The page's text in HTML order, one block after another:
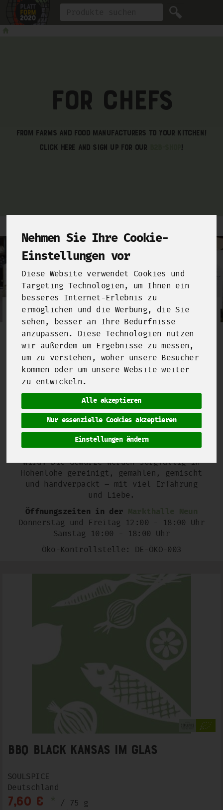
Nehmen Sie Ihre Cookie-
Einstellungen vor
Diese Website verwendet Cookies und
Targeting Technologien, um Ihnen ein
besseres Internet-Erlebnis zu
ermöglichen und die Werbung, die Sie
sehen, besser an Ihre Bedürfnisse
anzupassen. Diese Technologien nutzen
wir außerdem um Ergebnisse zu messen,
um zu verstehen, woher unsere Besucher
kommen oder um unsere Website weiter
zu entwickeln.
Alle akzeptieren
Nur essenzielle Cookies akzeptieren
Einstellungen ändern
Produkt
For Chefs
From farms and food manufacturers to your kitchen!
Click here and sign up for our
!
SoulSpice
SoulSpicewurde 2016 von Meret Brotbek
und Boris Rafalski gegründet. Sie
wissen, wo und wie die Gewürze angebaut
werden und gestalten auch die
Bedingungen vor Ort mit. Es wird nach
den Prinzipien der regenerativen
Landwirtschaft gearbeitet, damit auch
die zukünftigen Generationen fruchtbare
Böden haben. Der Gewinn wird mit den
Bauern geteilt, indem ein Teil in Form
von Aufbauprojekten zurückgeführt
wird. Die Gewürze werden sorgfältig in
Hohenlohe gereinigt, gemahlen, gemischt
und handverpackt – mit viel Erfahrung
und Liebe.
Öffnungszeiten in der
Donnerstag und Freitag 12:00 - 18:00 Uhr
Samstag 10:00 - 18:00 Uhr
Öko-Kontrollstelle: DE-ÖKO-003
BBQ Black Kansas im Glas
SOULSPICE
Deutschland
7,60 € / 75 g